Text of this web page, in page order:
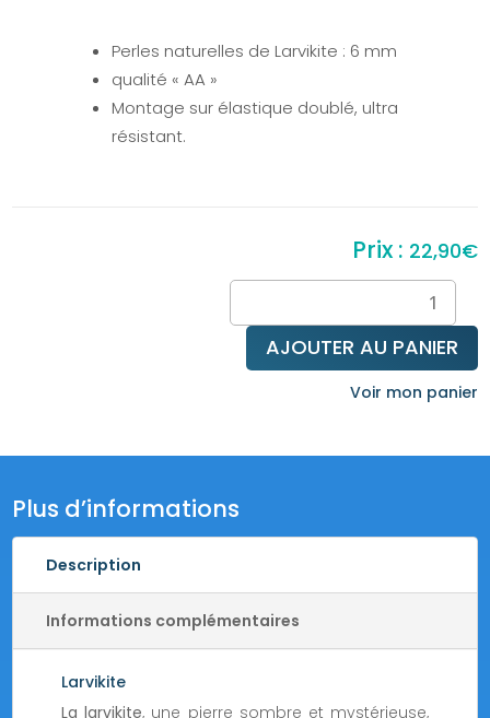
Perles naturelles de Larvikite : 6 mm
qualité « AA »
Montage sur élastique doublé, ultra
résistant.
22,90€
quantité
Bracelet
en
AJOUTER AU PANIER
Voir mon panier
Plus d’informations
Description
Informations complémentaires
Larvikite
La larvikite, une pierre sombre et mystérieuse,